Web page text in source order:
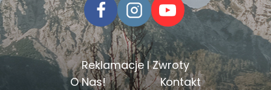
Reklamacje I Zwroty
O Nas!
Kontakt